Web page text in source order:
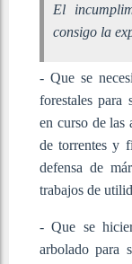
El
consigo la
- Que se
forestales para
en curso de las
de torrentes y
defensa de
trabajos de
- Que se
arbolado para